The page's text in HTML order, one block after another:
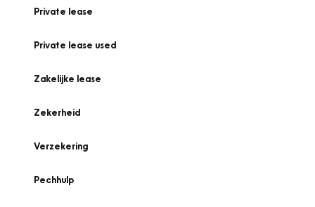
Private lease
Private lease used
Zakelijke lease
Zekerheid
Verzekering
Pechhulp